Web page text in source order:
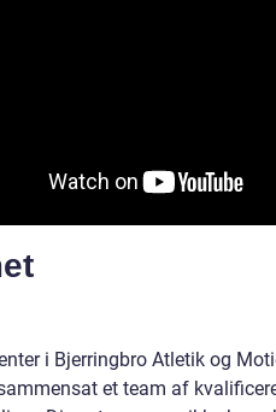
i Bjerringbro Atletik og
et team af